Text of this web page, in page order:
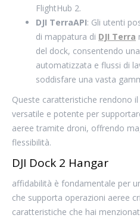
FlightHub 2.
DJI TerraAPI: Gli utenti
di mappatura di DJI Terra
del dock, consentendo
automatizzata e flussi di
soddisfare una vasta
Queste caratteristiche rendono
versatile e potente per
aeree tramite droni, offrendo
flessibilità.
DJI Dock 2 Hangar
affidabilità è fondamentale per
che supporta operazioni aeree
caratteristiche che hai